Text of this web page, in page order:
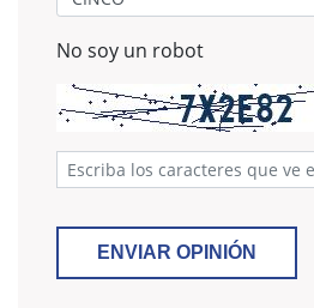
No soy un robot
ENVIAR OPINIÓN